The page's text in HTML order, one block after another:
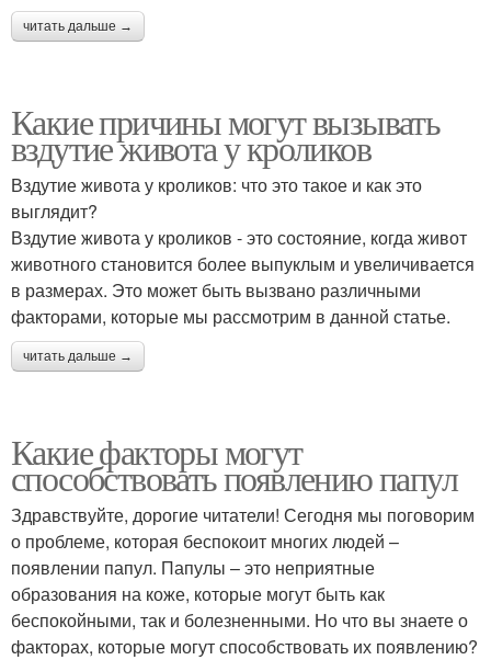
читать дальше →
Какие причины могут вызывать
вздутие живота у кроликов
Вздутие живота у кроликов: что это такое и как это
выглядит?
Вздутие живота у кроликов - это состояние, когда живот
животного становится более выпуклым и увеличивается
в размерах. Это может быть вызвано различными
факторами, которые мы рассмотрим в данной статье.
читать дальше →
Какие факторы могут
способствовать появлению папул
Здравствуйте, дорогие читатели! Сегодня мы поговорим
о проблеме, которая беспокоит многих людей –
появлении папул. Папулы – это неприятные
образования на коже, которые могут быть как
беспокойными, так и болезненными. Но что вы знаете о
факторах, которые могут способствовать их появлению?